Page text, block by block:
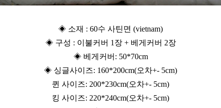
◈ 소재 : 60수 사틴면 (vietnam)
◈ 구성 : 이불커버 1장 + 베게커버 2장
◈ 베게커버: 50*70cm
◈ 싱글사이즈: 160*200cm(오차+- 5cm)
퀸 사이즈: 200*230cm(오차+- 5cm)
킹 사이즈: 220*240cm(오차+- 5cm)